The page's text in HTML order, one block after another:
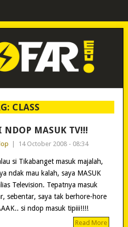
CLASS
NDOP MASUK TV!!!
14 October 2008 - 08:34
si Tikabanget masuk majalah,
ndak mau kalah, saya MASUK
Television. Tepatnya masuk
sebentar, saya tak berhore-hore
si ndop masuk tipiii!!!!
Read More